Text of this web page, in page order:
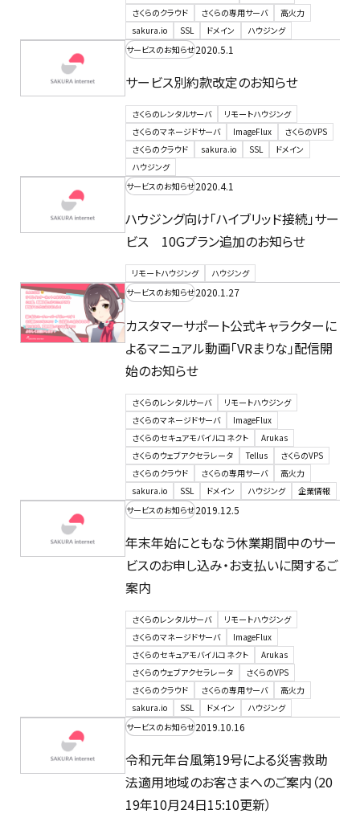
さくらのクラウド
さくらの専用サーバ
高火力
sakura.io
SSL ドメイン
ハウジング
サービスのお知らせ2020.5.1
サービス別約款改定のお知らせ
さくらのレンタルサーバ
リモートハウジング
さくらのマネージドサーバ
ImageFlux
さくらのVPS
さくらのクラウド
sakura.io SSL
ドメイン
ハウジング
サービスのお知らせ2020.4.1
ハウジング向け「ハイブリッド接続」サー
ビス 10Gプラン追加のお知らせ
リモートハウジング
ハウジング
サービスのお知らせ2020.1.27
カスタマーサポート公式キャラクターに
よるマニュアル動画「VRまりな」配信開
始のお知らせ
さくらのレンタルサーバ
リモートハウジング
さくらのマネージドサーバ
ImageFlux
さくらのセキュアモバイルコネクト
Arukas
さくらのウェブアクセラレータ
Tellus
さくらのVPS
さくらのクラウド
さくらの専用サーバ
高火力
sakura.io
SSL ドメイン ハウジング
企業情報
サービスのお知らせ2019.12.5
年末年始にともなう休業期間中のサー
ビスのお申し込み・お支払いに関するご
案内
さくらのレンタルサーバ
リモートハウジング
さくらのマネージドサーバ
ImageFlux
さくらのセキュアモバイルコネクト
Arukas
さくらのウェブアクセラレータ
さくらのVPS
さくらのクラウド
さくらの専用サーバ
高火力
sakura.io
SSL ドメイン
ハウジング
サービスのお知らせ2019.10.16
令和元年台風第19号による災害救助
法適用地域のお客さまへのご案内（20
19年10月24日15:10更新）